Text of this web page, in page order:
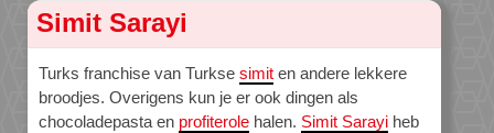
Simit Sarayi
Turks franchise van Turkse simit en andere lekkere
broodjes. Overigens kun je er ook dingen als
chocoladepasta en profiterole halen. Simit Sarayi heb